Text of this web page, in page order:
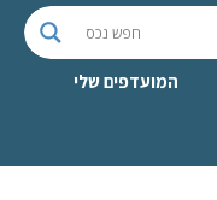
המועדפים שלי